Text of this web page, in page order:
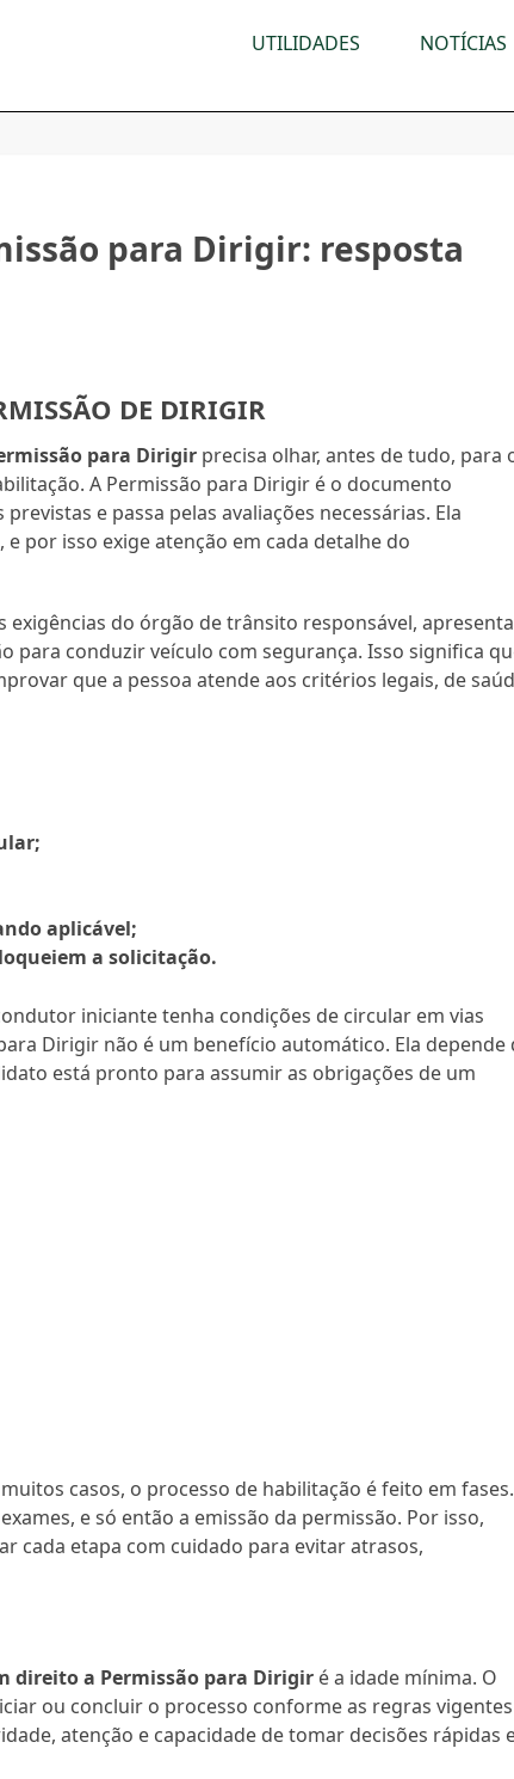
UTILIDADES NOTÍCIAS
para Dirigir: resposta
DE DIRIGIR
para Dirigir precisa olhar, antes de tudo, para
A Permissão para Dirigir é o documento
e passa pelas avaliações necessárias. Ela
por isso exige atenção em cada detalhe do
do órgão de trânsito responsável,
para conduzir veículo com segurança. Isso significa
que a pessoa atende aos critérios legais, de
aplicável;
a solicitação.
iniciante tenha condições de circular em vias
Dirigir não é um benefício automático. Ela depende
está pronto para assumir as obrigações de um
casos, o processo de habilitação é feito em fases.
e só então a emissão da permissão. Por isso,
cada etapa com cuidado para evitar atrasos,
direito a Permissão para Dirigir é a idade mínima. O
ou concluir o processo conforme as regras
atenção e capacidade de tomar decisões rápidas